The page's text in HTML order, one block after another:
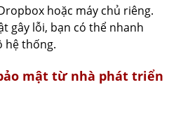
hoặc máy chủ riêng.
gây lỗi, bạn có thể nhanh
hệ thống.
mật từ nhà phát triển